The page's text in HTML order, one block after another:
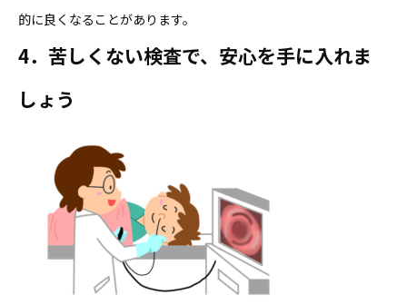
的に良くなることがあります。
4．苦しくない検査で、安心を手に入れま
しょう